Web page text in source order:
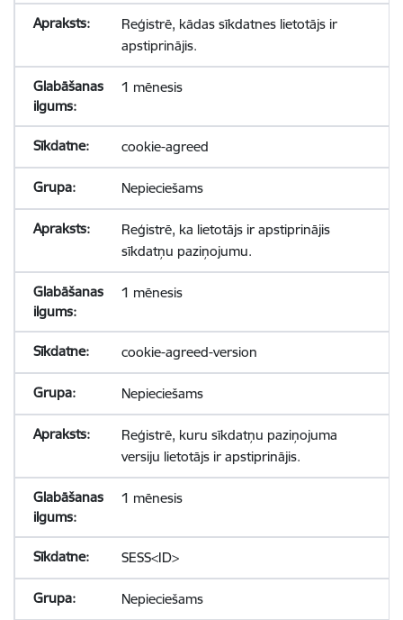
Reģistrē, kādas sīkdatnes lietotājs ir
apstiprinājis.
1 mēnesis
cookie-agreed
Nepieciešams
Reģistrē, ka lietotājs ir apstiprinājis
sīkdatņu paziņojumu.
1 mēnesis
cookie-agreed-version
Nepieciešams
Reģistrē, kuru sīkdatņu paziņojuma
versiju lietotājs ir apstiprinājis.
1 mēnesis
SESS<ID>
Nepieciešams